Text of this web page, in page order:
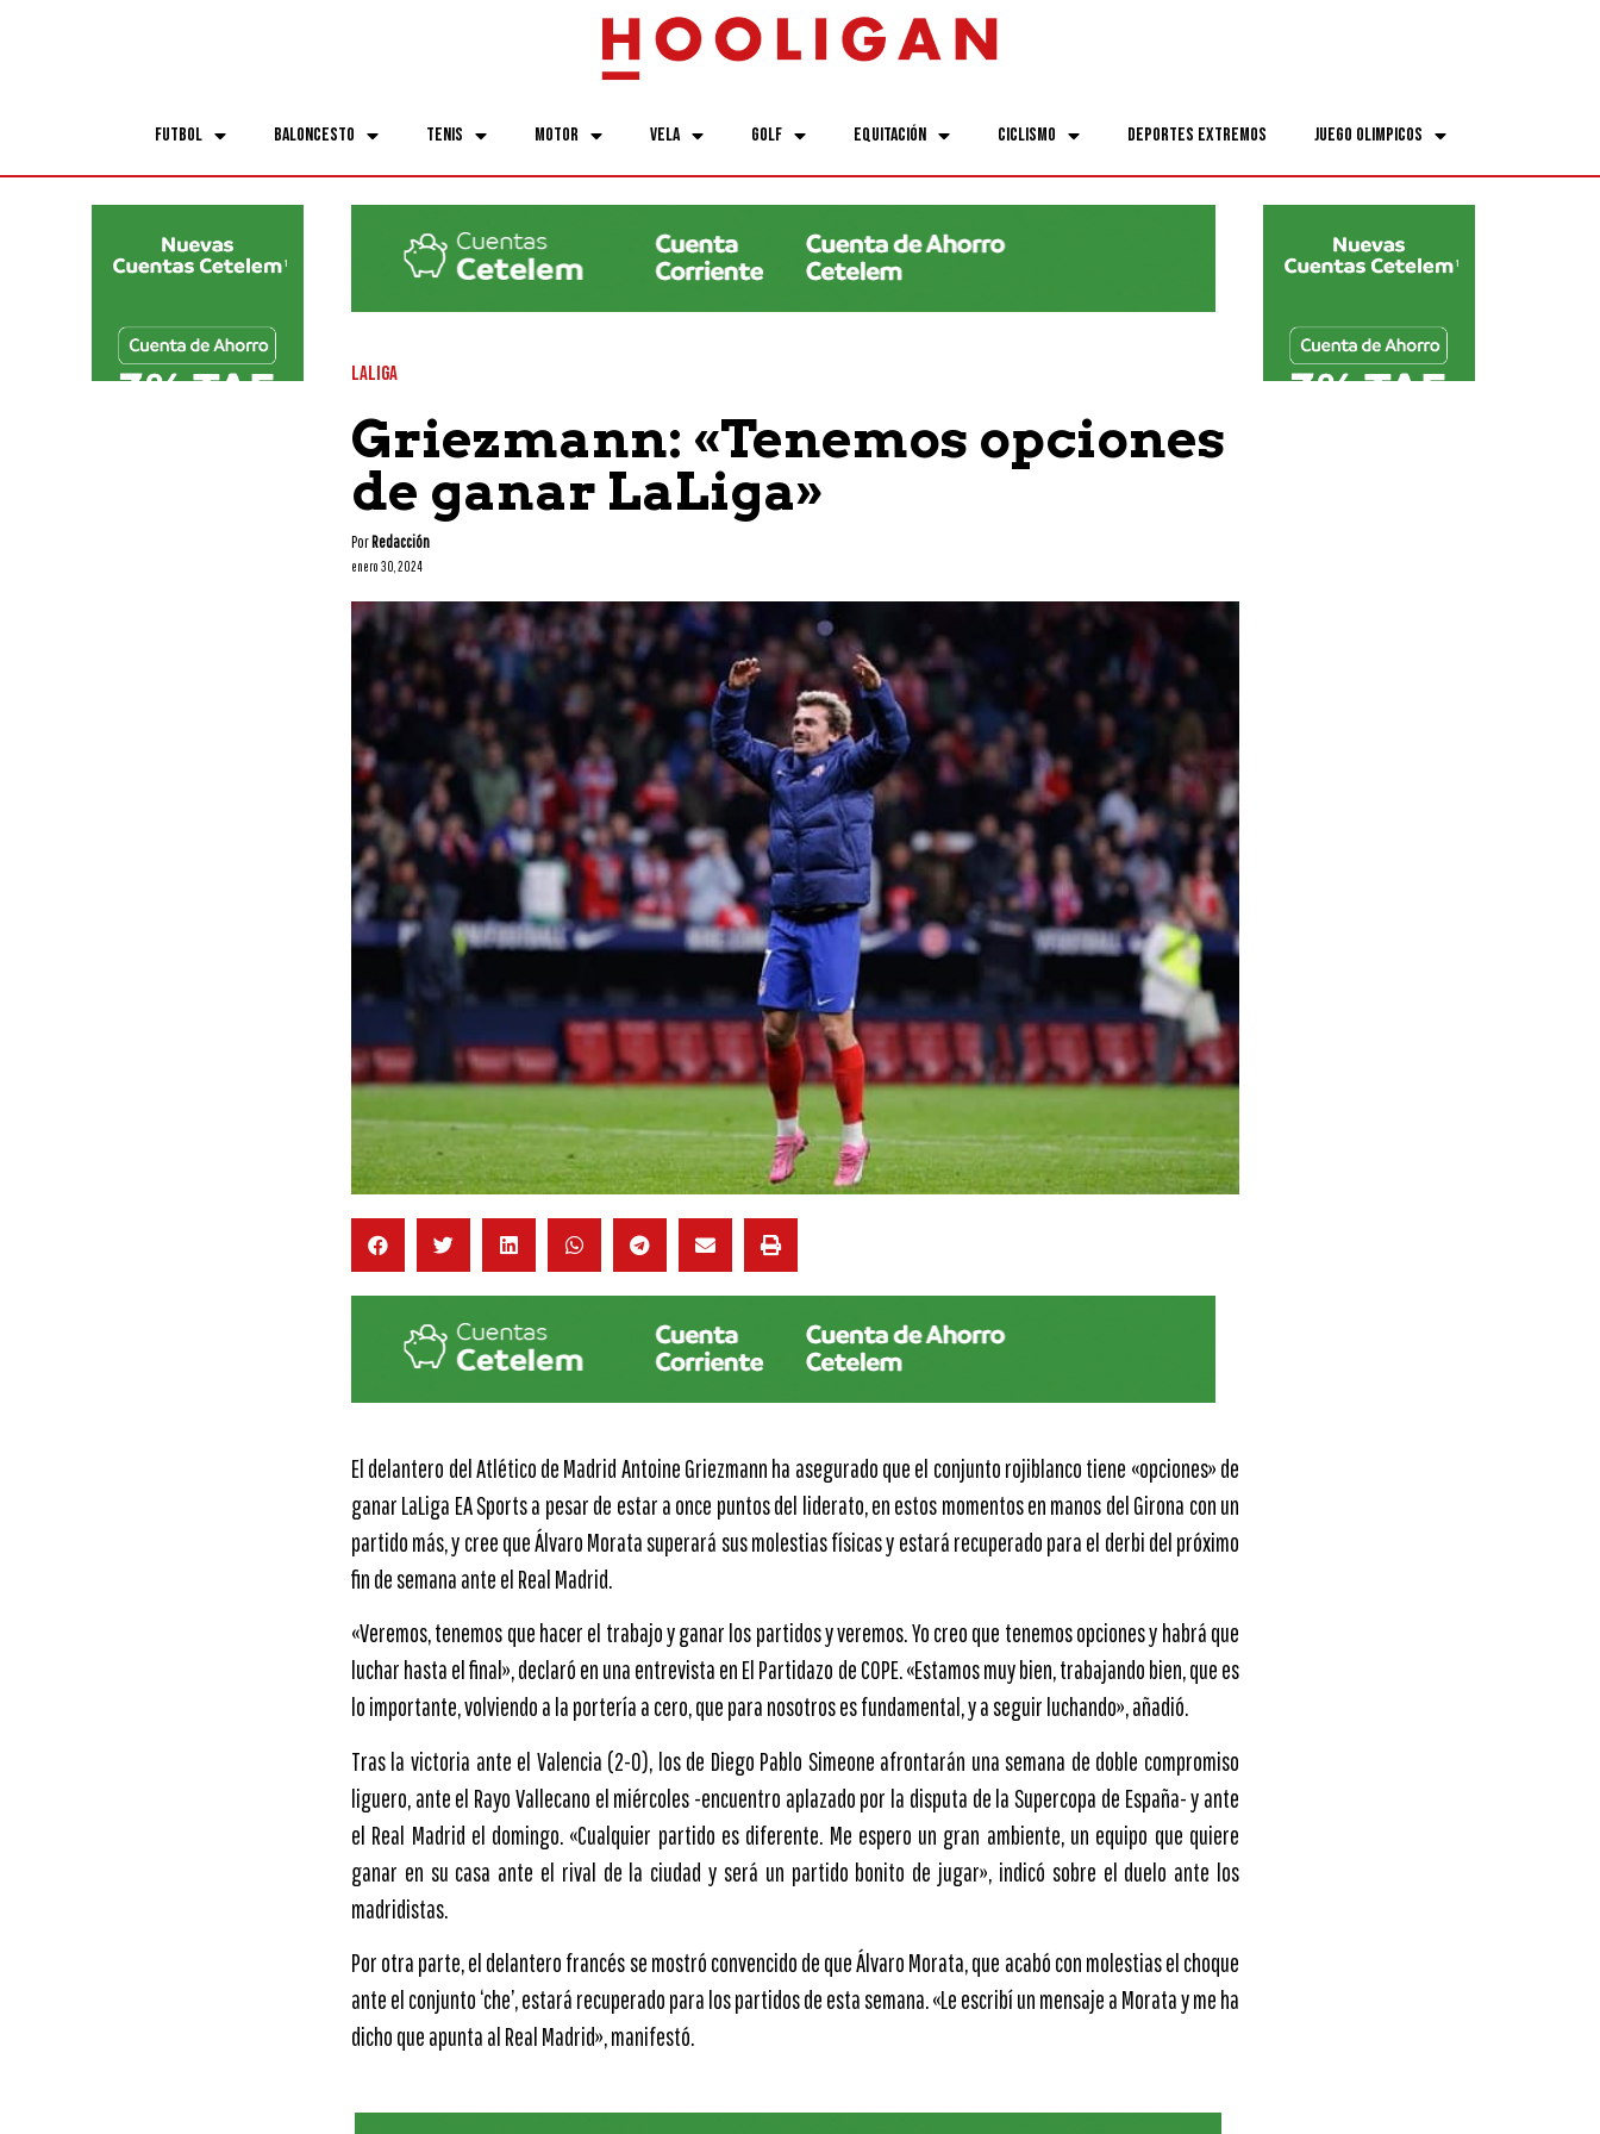
Futbol Baloncesto Tenis Motor Vela Golf Equitación Ciclismo Deportes Extremos Juego Olimpicos
LALIGA
Griezmann: «Tenemos opciones
de ganar LaLiga»
PorRedacción
enero 30, 2024
El delantero del Atlético de Madrid Antoine Griezmann ha asegurado que el conjunto rojiblanco tiene «opciones» de
ganar LaLiga EA Sports a pesar de estar a once puntos del liderato, en estos momentos en manos del Girona con un
partido más, y cree que Álvaro Morata superará sus molestias físicas y estará recuperado para el derbi del próximo
fin de semana ante el Real Madrid.
«Veremos, tenemos que hacer el trabajo y ganar los partidos y veremos. Yo creo que tenemos opciones y habrá que
luchar hasta el final», declaró en una entrevista en El Partidazo de COPE. «Estamos muy bien, trabajando bien, que es
lo importante, volviendo a la portería a cero, que para nosotros es fundamental, y a seguir luchando», añadió.
Tras la victoria ante el Valencia (2-0), los de Diego Pablo Simeone afrontarán una semana de doble compromiso
liguero, ante el Rayo Vallecano el miércoles -encuentro aplazado por la disputa de la Supercopa de España- y ante
el Real Madrid el domingo. «Cualquier partido es diferente. Me espero un gran ambiente, un equipo que quiere
ganar en su casa ante el rival de la ciudad y será un partido bonito de jugar», indicó sobre el duelo ante los
madridistas.
Por otra parte, el delantero francés se mostró convencido de que Álvaro Morata, que acabó con molestias el choque
ante el conjunto ‘che’, estará recuperado para los partidos de esta semana. «Le escribí un mensaje a Morata y me ha
dicho que apunta al Real Madrid», manifestó.